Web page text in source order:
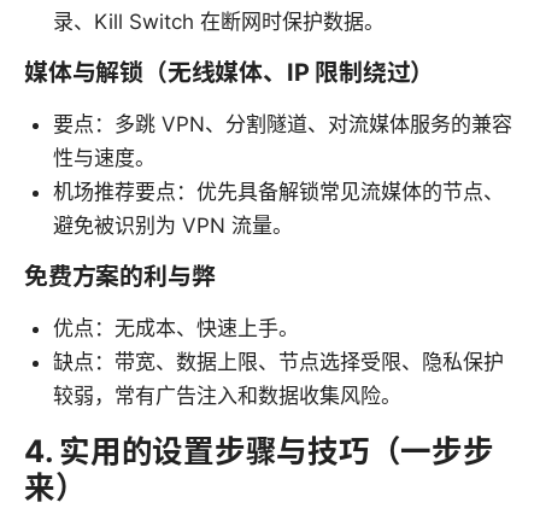
录、Kill Switch 在断网时保护数据。
媒体与解锁（无线媒体、IP 限制绕过）
要点：多跳 VPN、分割隧道、对流媒体服务的兼容
性与速度。
机场推荐要点：优先具备解锁常见流媒体的节点、
避免被识别为 VPN 流量。
免费方案的利与弊
优点：无成本、快速上手。
缺点：带宽、数据上限、节点选择受限、隐私保护
较弱，常有广告注入和数据收集风险。
4. 实用的设置步骤与技巧（一步步
来）